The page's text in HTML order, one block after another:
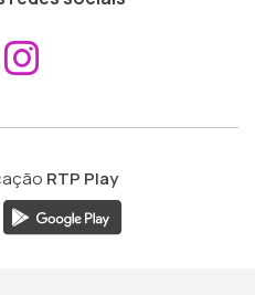
Aceder ao
RTP Play